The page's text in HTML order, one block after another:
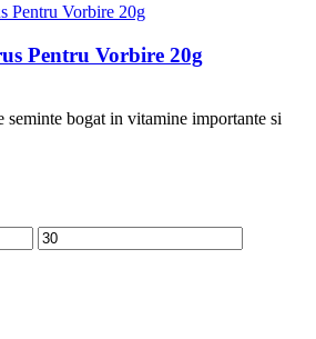
Pentru Vorbire 20g
seminte bogat in vitamine importante si
Preț
maxim